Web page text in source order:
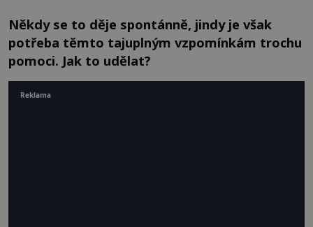
Někdy se to děje spontánně, jindy je však
potřeba těmto tajuplným vzpomínkám trochu
pomoci. Jak to udělat?
Reklama